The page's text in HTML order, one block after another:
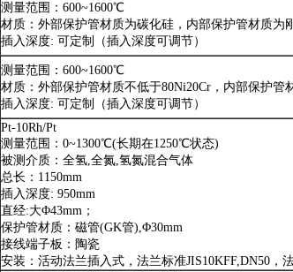
测量范围：600~1600℃
材质：外部保护管材质为碳化硅，内部保护管材质为
插入深度: 可定制（插入深度可调节）
测量范围：600~1600℃
材质：外部保护管材质不低于80Ni20Cr，内部保护管
插入深度: 可定制（插入深度可调节）
Pt-10Rh/Pt
测量范围：0~1300℃(长期在1250℃状态)
被测介质：全氢,全氮,氢氮混合气体
总长：1150mm
插入深度: 950mm
直经:大Φ43mm；
保护管材质：磁管(GK管),Φ30mm
接线端子板：陶瓷
安装：活动法兰插入式，法兰标准JIS10KFF,DN50，